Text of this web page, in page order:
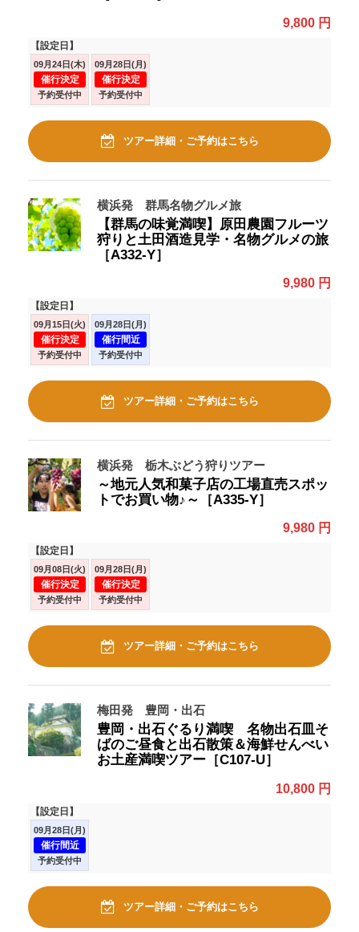
9,800 円
【設定日】
09月24日(木)
催行決定
予約受付中
09月28日(月)
催行決定
予約受付中
ツアー詳細・ご予約はこちら
横浜発 群馬名物グルメ旅
【群馬の味覚満喫】原田農園フルーツ
狩りと土田酒造見学・名物グルメの旅
［A332-Y］
9,980 円
【設定日】
09月15日(火)
催行決定
予約受付中
09月28日(月)
催行間近
予約受付中
ツアー詳細・ご予約はこちら
横浜発 栃木ぶどう狩りツアー
～地元人気和菓子店の工場直売スポッ
トでお買い物♪～［A335-Y］
9,980 円
【設定日】
09月08日(火)
催行決定
予約受付中
09月28日(月)
催行決定
予約受付中
ツアー詳細・ご予約はこちら
梅田発 豊岡・出石
豊岡・出石ぐるり満喫 名物出石皿そ
ばのご昼食と出石散策＆海鮮せんべい
お土産満喫ツアー［C107-U］
10,800 円
【設定日】
09月28日(月)
催行間近
予約受付中
ツアー詳細・ご予約はこちら